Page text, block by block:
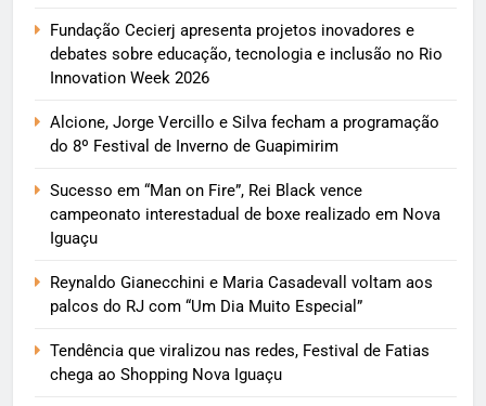
Fundação Cecierj apresenta projetos inovadores e
debates sobre educação, tecnologia e inclusão no Rio
Innovation Week 2026
Alcione, Jorge Vercillo e Silva fecham a programação
do 8º Festival de Inverno de Guapimirim
Sucesso em “Man on Fire”, Rei Black vence
campeonato interestadual de boxe realizado em Nova
Iguaçu
Reynaldo Gianecchini e Maria Casadevall voltam aos
palcos do RJ com “Um Dia Muito Especial”
Tendência que viralizou nas redes, Festival de Fatias
chega ao Shopping Nova Iguaçu